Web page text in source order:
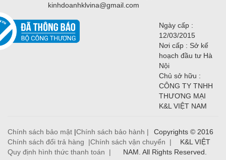
kinhdoanhklvina@gmail.com
Ngày cấp :
12/03/2015
Nơi cấp : Sở kế
hoạch đầu tư Hà
Nội
Chủ sở hữu :
CÔNG TY TNHH
THƯƠNG MẠI
K&L VIỆT NAM
Chính sách bảo mật |Chính sách bảo hành |
Chính sách đổi trả hàng |Chính sách vận chuyển |
Quy định hình thức thanh toán |
Copyrights © 2016
K&L VIỆT
NAM. All Rights Reserved.